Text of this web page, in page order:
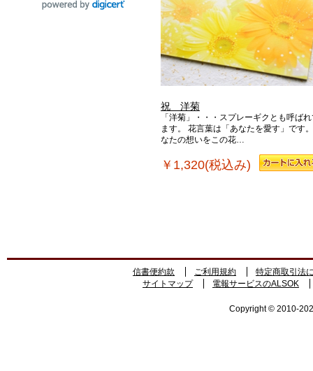
祝 洋菊
「洋菊」・・・スプレーギクとも呼ば
ます。 花言葉は「あなたを愛す」です
なたの想いをこの花…
￥1,320(税込み)
信書便約款 ご利用規約
特定商取引法
サイトマップ
電報サービスのALSOK
Copyright © 2010-